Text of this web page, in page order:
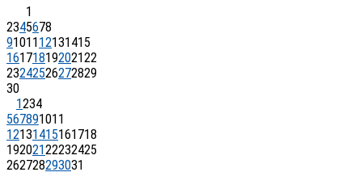
1
2345678
91011 12131415
16171819202122
23242526272829
30
1234
567891011
12131415161718
19202122232425
262728293031